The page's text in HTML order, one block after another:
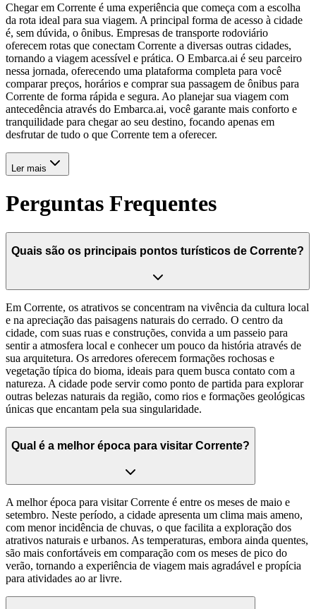
Chegar em Corrente é uma experiência que começa com a escolha
da rota ideal para sua viagem. A principal forma de acesso à cidade
é, sem dúvida, o ônibus. Empresas de transporte rodoviário
oferecem rotas que conectam Corrente a diversas outras cidades,
tornando a viagem acessível e prática. O Embarca.ai é seu parceiro
nessa jornada, oferecendo uma plataforma completa para você
comparar preços, horários e comprar sua passagem de ônibus para
Corrente de forma rápida e segura. Ao planejar sua viagem com
antecedência através do Embarca.ai, você garante mais conforto e
tranquilidade para chegar ao seu destino, focando apenas em
desfrutar de tudo o que Corrente tem a oferecer.
Ler mais
Perguntas Frequentes
Quais são os principais pontos turísticos de Corrente?
Em Corrente, os atrativos se concentram na vivência da cultura local
e na apreciação das paisagens naturais do cerrado. O centro da
cidade, com suas ruas e construções, convida a um passeio para
sentir a atmosfera local e conhecer um pouco da história através de
sua arquitetura. Os arredores oferecem formações rochosas e
vegetação típica do bioma, ideais para quem busca contato com a
natureza. A cidade pode servir como ponto de partida para explorar
outras belezas naturais da região, como rios e formações geológicas
únicas que encantam pela sua singularidade.
Qual é a melhor época para visitar Corrente?
A melhor época para visitar Corrente é entre os meses de maio e
setembro. Neste período, a cidade apresenta um clima mais ameno,
com menor incidência de chuvas, o que facilita a exploração dos
atrativos naturais e urbanos. As temperaturas, embora ainda quentes,
são mais confortáveis em comparação com os meses de pico do
verão, tornando a experiência de viagem mais agradável e propícia
para atividades ao ar livre.